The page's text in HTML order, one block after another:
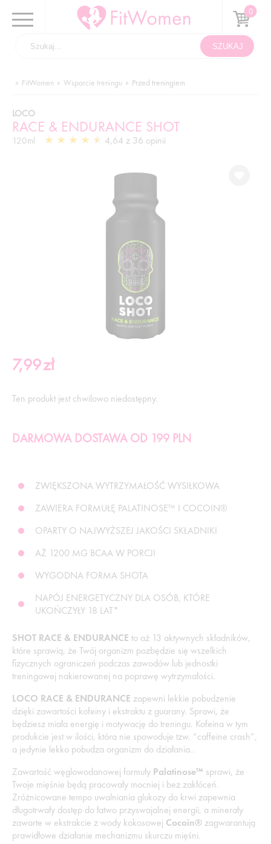
FitWomen Wsparcie treningu Przed treningiem
RACE & ENDURANCE SHOT
LOCO
120ml 4,64 z 36 opinii
7,99zł
Ten produkt jest chwilowo niedostępny.
DARMOWA DOSTAWA OD 199 PLN
ZWIĘKSZONA WYTRZYMAŁOŚĆ WYSIŁKOWA
ZAWIERA FORMUŁĘ PALATINOSE™ I COCOIN®
OPARTY O NAJWYŻSZEJ JAKOŚCI SKŁADNIKI
AŻ 1200 MG BCAA W PORCJI
WYGODNA FORMA SHOTA
NAPÓJ ENERGETYCZNY DLA OSÓB, KTÓRE
UKOŃCZYŁY 18 LAT*
SHOT RACE & ENDURANCE to aż 13 aktywnych składników,
które sprawią, że Twój organizm pozbędzie się wszelkich
fizycznych ograniczeń podczas zawodów lub jednostki
treningowej nakierowanej na poprawę wytrzymałości.
LOCO RACE & ENDURANCE zapewni lekkie pobudzenie
dzięki zawartości kofeiny i ekstraktu z guarany. Sprawi, że
będziesz miała energię i motywację do treningu. Kofeina w tym
produkcie jest w ilości, która nie spowoduje tzw. “caffeine crash”,
a jedynie lekko pobudza organizm do działania..
Zawartość węglowodanowej formuły Palatinose™ sprawi, że
Twoje mięśnie będą pracowały mocniej i bez zakłóceń.
Zróżnicowane tempo uwalniania glukozy do krwi zapewnia
długotrwały dostęp do łatwo przyswajalnej energii, a minerały
zawarte w ekstrakcie z wody kokosowej Cocoin® zagwarantują
prawidłowe działanie mechanizmu skurczu mięśni.